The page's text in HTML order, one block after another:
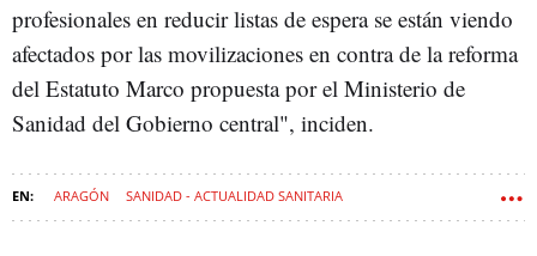
profesionales en reducir listas de espera se están viendo
afectados por las movilizaciones en contra de la reforma
del Estatuto Marco propuesta por el Ministerio de
Sanidad del Gobierno central", inciden.
ARAGÓN SANIDAD - ACTUALIDAD SANITARIA